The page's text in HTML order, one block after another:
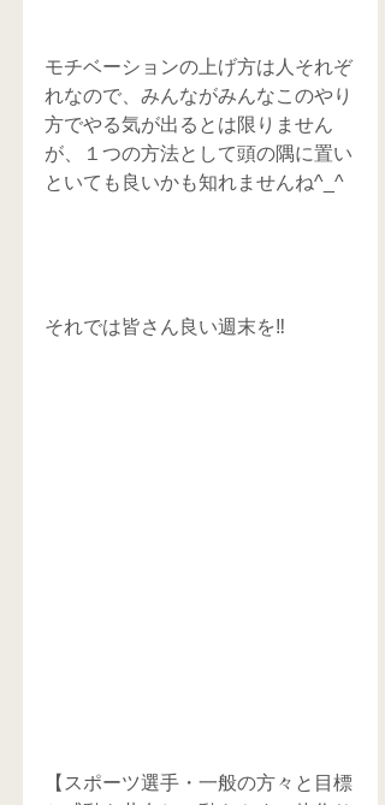
モチベーションの上げ方は人それぞ
れなので、みんながみんなこのやり
方でやる気が出るとは限りません
が、１つの方法として頭の隅に置い
といても良いかも知れませんね^_^
それでは皆さん良い週末を‼️
【スポーツ選手・一般の方々と目標